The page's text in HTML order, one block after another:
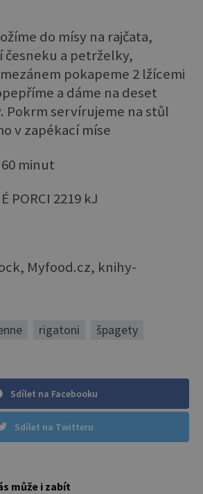
do mísy na rajčata,
česneku a petrželky,
pokapeme 2 lžícemi
a dáme na deset
Pokrm servírujeme na stůl
v zapékací míse
60 minut
PORCI 2219 kJ
Myfood.cz, knihy-
rigatoni
špagety
Sdílet na Facebooku
Sdílet na Twitteru
může i zabít